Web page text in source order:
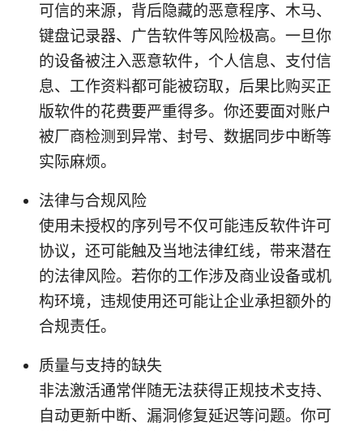
可信的来源，背后隐藏的恶意程序、木马、
键盘记录器、广告软件等风险极高。一旦你
的设备被注入恶意软件，个人信息、支付信
息、工作资料都可能被窃取，后果比购买正
版软件的花费要严重得多。你还要面对账户
被厂商检测到异常、封号、数据同步中断等
实际麻烦。
法律与合规风险
使用未授权的序列号不仅可能违反软件许可
协议，还可能触及当地法律红线，带来潜在
的法律风险。若你的工作涉及商业设备或机
构环境，违规使用还可能让企业承担额外的
合规责任。
质量与支持的缺失
非法激活通常伴随无法获得正规技术支持、
自动更新中断、漏洞修复延迟等问题。你可